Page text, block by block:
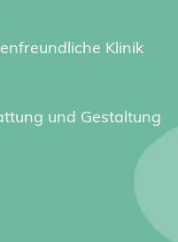
Klinik
und Gestaltung